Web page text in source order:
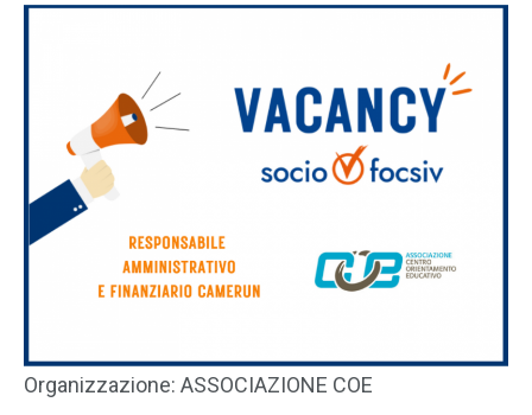
Organizzazione: ASSOCIAZIONE COE